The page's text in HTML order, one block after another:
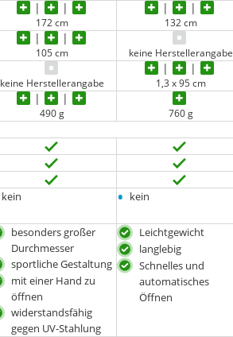
172 cm 132 cm
105 cm keine Herstellerangabe
keine Herstellerangabe 1,3 x 95 cm
490 g 760 g
kein • kein
besonders großer
Durchmesser
sportliche Gestaltung
mit einer Hand zu
öffnen
widerstandsfähig
gegen UV-Stahlung
Leichtgewicht
langlebig
Schnelles und
automatisches
Öffnen